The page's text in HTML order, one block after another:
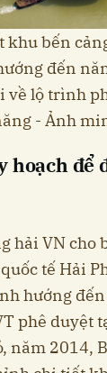
khu bến
đến
về lộ trình
- Ảnh
để
hải VN cho
tế Hải
hướng
phê duyệt
năm 2014,